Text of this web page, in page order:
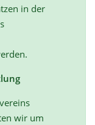
in der
wir um